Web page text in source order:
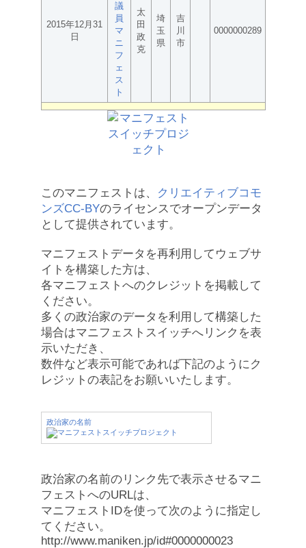
2015年12月31
日
議
員
マ
ニ
フ
ェ
ス
ト
太
田
政
克
埼
玉
県
吉
川
市
0000000289
このマニフェストは、
クリエイティブコモ
ンズCC-BYのライセンスでオープンデータ
として提供されています。
マニフェストデータを再利用してウェブサ
イトを構築した方は、
各マニフェストへのクレジットを掲載して
ください。
多くの政治家のデータを利用して構築した
場合はマニフェストスイッチへリンクを表
示いただき、
数件など表示可能であれば下記のようにク
レジットの表記をお願いいたします。
政治家の名前
政治家の名前のリンク先で表示させるマニ
フェストへのURLは、
マニフェストIDを使って次のように指定し
てください。
http://www.maniken.jp/id#0000000023